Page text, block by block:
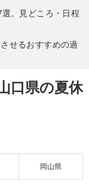
。見どころ・日程
せるおすすめの過
口県の夏休
岡山県